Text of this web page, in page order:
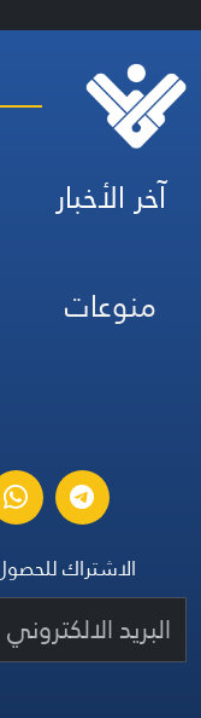
آخر الأخبار
منوعات
الاشتراك